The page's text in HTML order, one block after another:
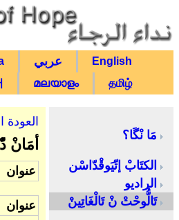
English عربي
தமிழ்
മലയാളം
مَا نْگَا؟
الكتَابْ إتّيَوقْدّاسْن
الراديو
تَالُّوحْتْ نْ تَالْغَاتِينْ
أمَانْ
عنوان
عنوان